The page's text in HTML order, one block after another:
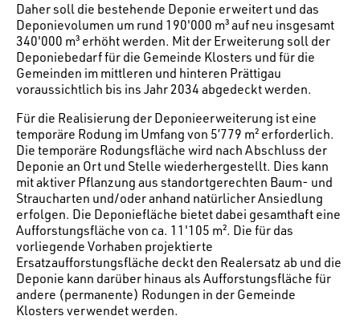
Daher soll die bestehende Deponie erweitert und das
Deponievolumen um rund 190'000 m³ auf neu insgesamt
340'000 m³ erhöht werden. Mit der Erweiterung soll der
Deponiebedarf für die Gemeinde Klosters und für die
Gemeinden im mittleren und hinteren Prättigau
voraussichtlich bis ins Jahr 2034 abgedeckt werden.
Für die Realisierung der Deponieerweiterung ist eine
temporäre Rodung im Umfang von 5’779 m² erforderlich.
Die temporäre Rodungsfläche wird nach Abschluss der
Deponie an Ort und Stelle wiederhergestellt. Dies kann
mit aktiver Pflanzung aus standortgerechten Baum- und
Straucharten und/oder anhand natürlicher Ansiedlung
erfolgen. Die Deponiefläche bietet dabei gesamthaft eine
Aufforstungsfläche von ca. 11'105 m². Die für das
vorliegende Vorhaben projektierte
Ersatzaufforstungsfläche deckt den Realersatz ab und die
Deponie kann darüber hinaus als Aufforstungsfläche für
andere (permanente) Rodungen in der Gemeinde
Klosters verwendet werden.